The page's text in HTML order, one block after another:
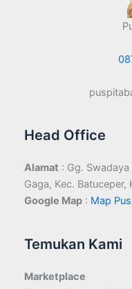
Head Office
Alamat : Gg.
Gaga, Kec.
Google Map : Map
Temukan Kami
Marketplace